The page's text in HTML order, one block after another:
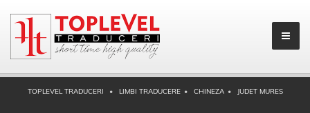
TOPLEVEL TRADUCERI LIMBI TRADUCERE CHINEZA JUDET MURES